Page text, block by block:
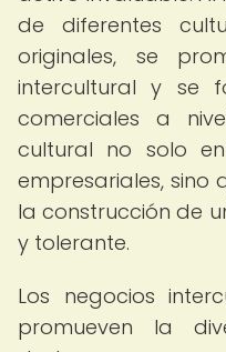
de diferentes
originales, se
intercultural y se
comerciales a
cultural no solo
empresariales, sino
la construcción de
y tolerante.
Los negocios
promueven la